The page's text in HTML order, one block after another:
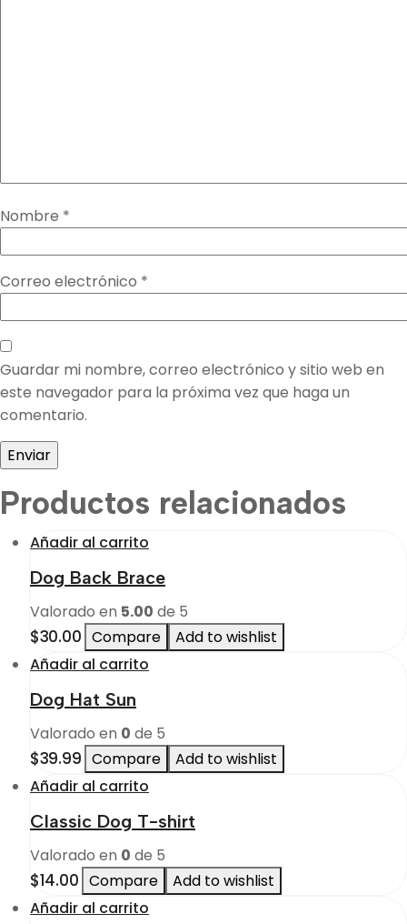
Nombre *
Correo electrónico *
Guardar mi nombre, correo electrónico y sitio web en
este navegador para la próxima vez que haga un
comentario.
Productos relacionados
Añadir al carrito
Dog Back Brace
Valorado en 5.00 de 5
$30.00 Compare
Add to wishlist
Añadir al carrito
Dog Hat Sun
Valorado en 0 de 5
$39.99 Compare
Add to wishlist
Añadir al carrito
Classic Dog T-shirt
Valorado en 0 de 5
$14.00 Compare
Add to wishlist
Añadir al carrito